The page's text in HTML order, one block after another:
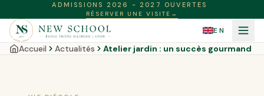
ADMISSIONS 2026 - 2027 OUVERTES
RÉSERVER UNE VISITE →
EN
Accueil Actualités Atelier jardin : un succès gourmand